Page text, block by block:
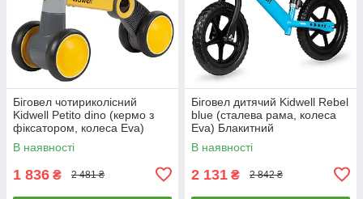
Біговел чотириколісний
Kidwell Petito dino (кермо з
фіксатором, колеса Eva)
Сіро-жовтий
В наявності
1 836 ₴ 2 481 ₴
Біговел дитячий Kidwell Rebel
blue (сталева рама, колеса
Eva) Блакитний
В наявності
2 131 ₴ 2 842 ₴